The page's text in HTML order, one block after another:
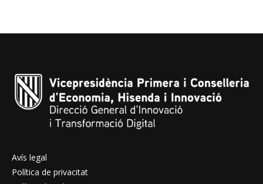
Avís legal
Política de privacitat